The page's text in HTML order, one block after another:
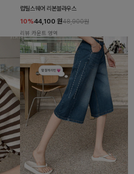
럽틸스퀘어 리본블라우스
10%44,100 원48,900원
리뷰 카운트 영역